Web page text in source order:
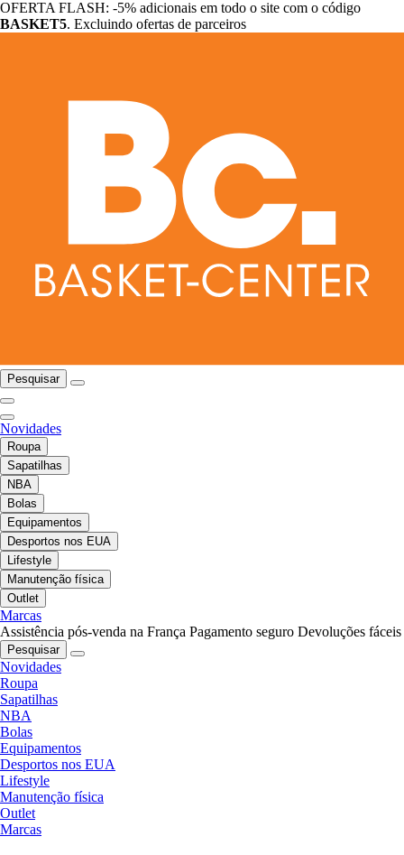
OFERTA FLASH: -5% adicionais em todo o site com o código
BASKET5. Excluindo ofertas de parceiros
Pesquisar
Novidades
Roupa
Sapatilhas
NBA
Bolas
Equipamentos
Desportos nos EUA
Lifestyle
Manutenção física
Outlet
Marcas
Assistência pós-venda na França Pagamento seguro Devoluções fáceis
Pesquisar
Novidades
Roupa
Sapatilhas
NBA
Bolas
Equipamentos
Desportos nos EUA
Lifestyle
Manutenção física
Outlet
Marcas